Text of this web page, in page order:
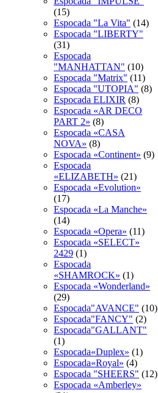
(15)
Espocada "La Vita" (14)
Espocada "LIBERTY"
(31)
Espocada
"MANHATTAN" (10)
Espocada "Matrix" (11)
Espocada "UTOPIA" (8)
Espocada ELIXIR (8)
Espocada «AR DECO
PART 2» (8)
Espocada «CASA
NOVA» (8)
Espocada «Continent» (9)
Espocada
«ELIZABETH» (21)
Espocada «Evolution»
(17)
Espocada «La Manche»
(14)
Espocada «Opera» (11)
Espocada «SELECT»
2429 (1)
Espocada
«SHAMROCK» (1)
Espocada «Wonderland»
(29)
Espocada"AVANCE" (10)
Espocada"FANCY" (2)
Espocada"GALLANT"
(1)
Espocada«Duplex» (1)
Espocada«Royal» (4)
Espocadа "SHEERS" (12)
Espocadа «Amberley»